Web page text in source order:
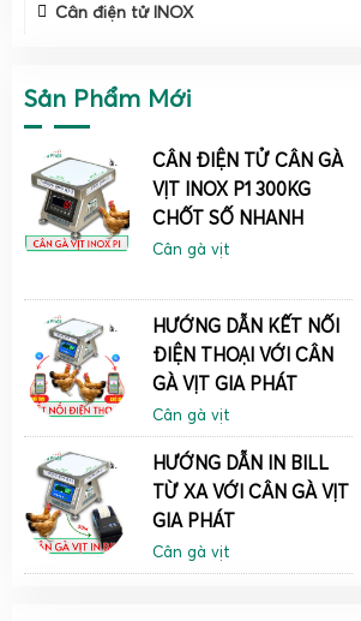
Cân điện tử INOX
Sản Phẩm Mới
CÂN ĐIỆN TỬ CÂN GÀ
VỊT INOX P1 300KG
CHỐT SỐ NHANH
Cân gà vịt
HƯỚNG DẪN KẾT NỐI
ĐIỆN THOẠI VỚI CÂN
GÀ VỊT GIA PHÁT
Cân gà vịt
HƯỚNG DẪN IN BILL
TỪ XA VỚI CÂN GÀ VỊT
GIA PHÁT
Cân gà vịt
Một trong những điểm nổi bật của
phẩm trở nên bền bỉ mà còn có khả
Khi sử dụng trong môi trường
xúc với các hóa chất tẩy rửa, việc
minh. Những cân gà vịt inox này
bị luôn mới và hoạt động tốt trong
Cân gà vịt chống nước bền hơn trong